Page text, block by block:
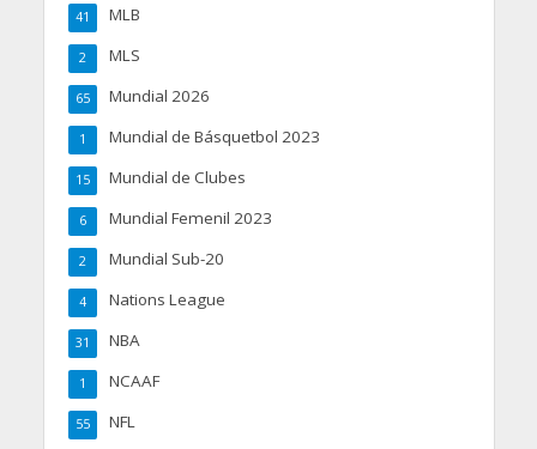
MLB
41
MLS
2
Mundial 2026
65
Mundial de Básquetbol 2023
1
Mundial de Clubes
15
Mundial Femenil 2023
6
Mundial Sub-20
2
Nations League
4
NBA
31
NCAAF
1
NFL
55